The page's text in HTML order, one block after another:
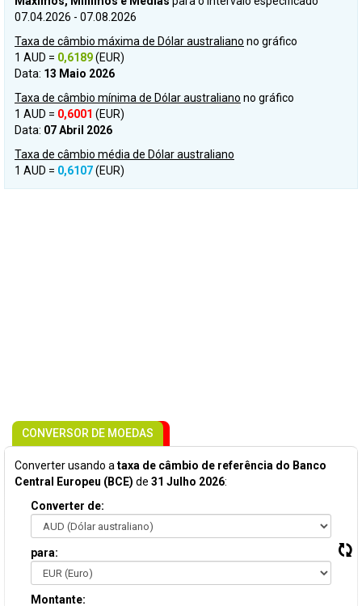
07.04.2026 - 07.08.2026
Taxa de câmbio máxima de Dólar australiano no gráfico
1 AUD = 0,6189(EUR)
Data: 13 Maio 2026
Taxa de câmbio mínima de Dólar australiano no gráfico
1 AUD = 0,6001 (EUR)
Data: 07 Abril 2026
Taxa de câmbio média de Dólar australiano
1 AUD = 0,6107(EUR)
CONVERSOR DE MOEDAS
Converter usando a taxa de câmbio de referência do Banco
Central Europeu (BCE) de 31 Julho 2026:
Converter de:
para:
Montante: